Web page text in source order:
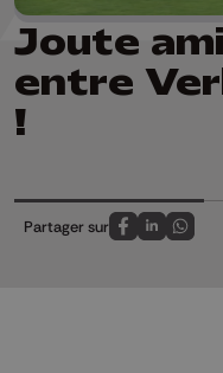
Joute
entre
!
Partager sur
Partagez sur
Partagez